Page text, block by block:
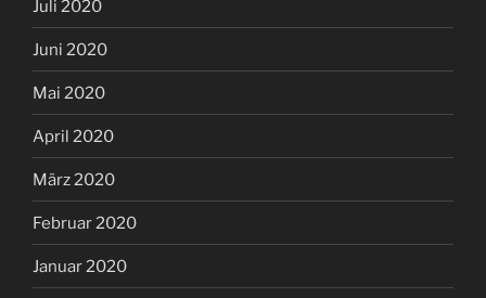
Juli 2020
Juni 2020
Mai 2020
April 2020
März 2020
Februar 2020
Januar 2020